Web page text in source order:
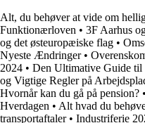
Alt, du behøver at vide om
Funktionærloven • 3F Aarhus
og det østeuropæiske flag •
Nyeste Ændringer•
2024 • Den Ultimative Guide til
og Vigtige Regler på
Hvornår kan du gå på pension? •
Hverdagen • Alt hvad du
transportaftaler• Industriferie